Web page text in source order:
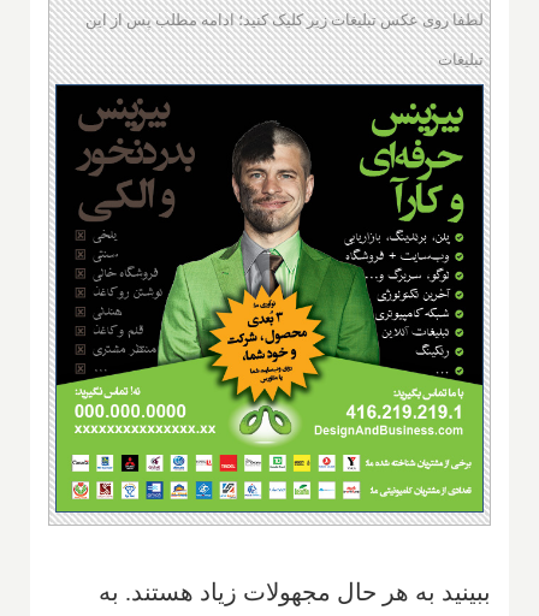
لطفا روی عکس تبلیغات زیر کلیک کنید؛ ادامه مطلب پس از این
تبلیغات
ببینید به هر حال مجهولات زیاد هستند. به